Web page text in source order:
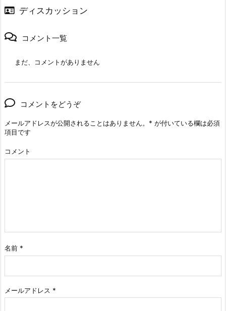
ディスカッション
コメント一覧
まだ、コメントがありません
コメントをどうぞ
メールアドレスが公開されることはありません。 * が付いている欄は必須
項目です
コメント
名前 *
メールアドレス *